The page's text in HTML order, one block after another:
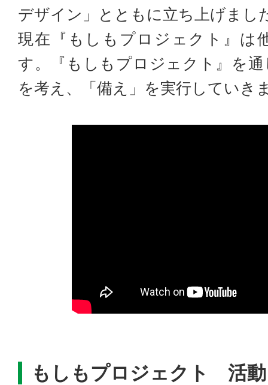
デザイン」とともに立ち上げまし
現在『もしもプロジェクト』は
す。『もしもプロジェクト』を
を考え、「備え」を実行していき
もしもプロジェクト 活